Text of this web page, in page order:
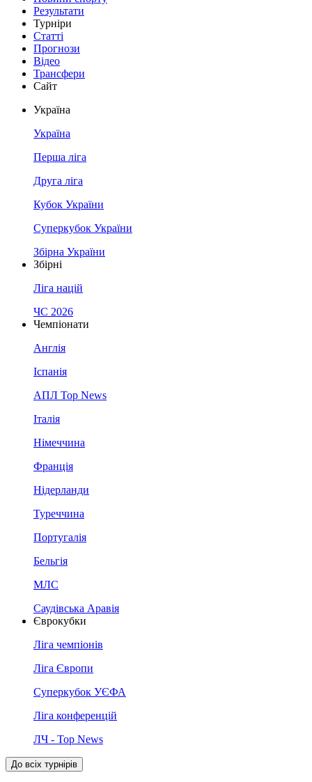
Результати
Турніри
Статті
Прогнози
Відео
Трансфери
Сайт
Україна
Україна
Перша ліга
Друга ліга
Кубок України
Суперкубок України
Збірна України
Збірні
Ліга націй
ЧС 2026
Чемпіонати
Англія
Іспанія
АПЛ Top News
Італія
Німеччина
Франція
Нідерланди
Туреччина
Португалія
Бельгія
МЛС
Саудівська Аравія
Єврокубки
Ліга чемпіонів
Ліга Європи
Суперкубок УЄФА
Ліга конференцій
ЛЧ - Top News
До всіх турнірів